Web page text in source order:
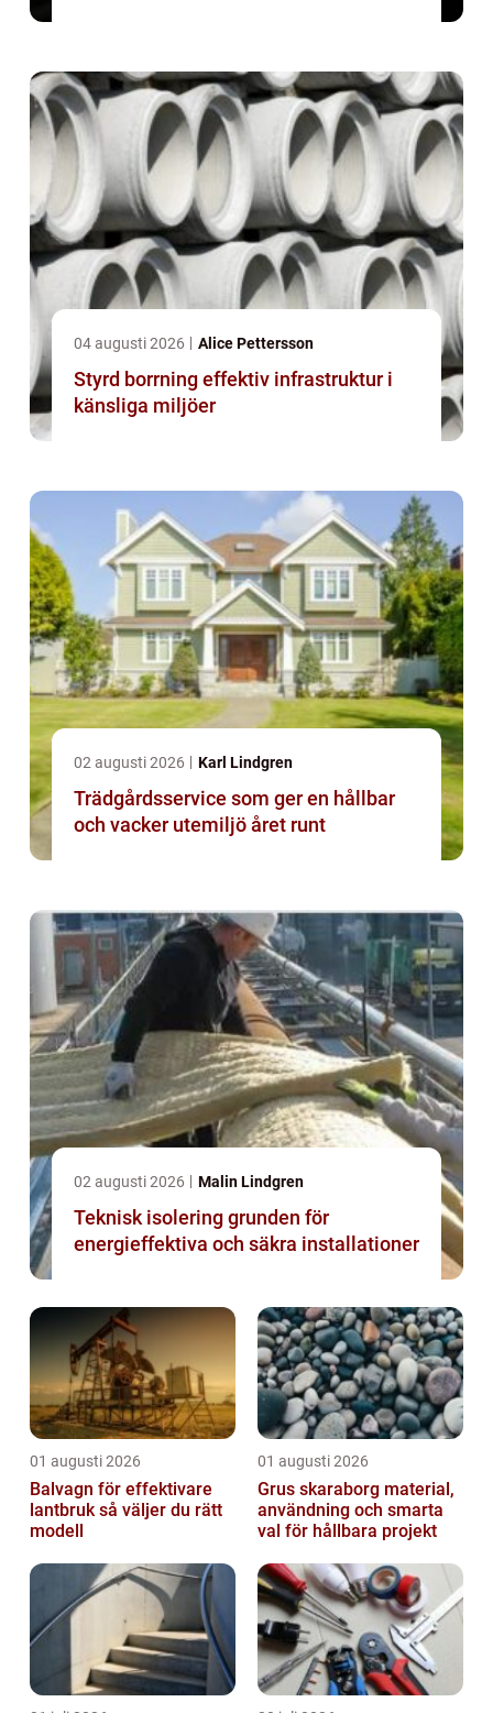
04 augusti 2026 Alice Pettersson
Styrd borrning effektiv infrastruktur i
känsliga miljöer
02 augusti 2026 Karl Lindgren
Trädgårdsservice som ger en hållbar
och vacker utemiljö året runt
02 augusti 2026 Malin Lindgren
Teknisk isolering grunden för
energieffektiva och säkra installationer
01 augusti 2026
Balvagn för effektivare
lantbruk så väljer du rätt
modell
01 augusti 2026
Grus skaraborg material,
användning och smarta
val för hållbara projekt